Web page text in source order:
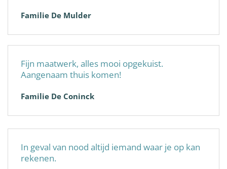
Familie De Mulder
Fijn maatwerk, alles mooi opgekuist.
Aangenaam thuis komen!
Familie De Coninck
In geval van nood altijd iemand waar je op kan
rekenen.